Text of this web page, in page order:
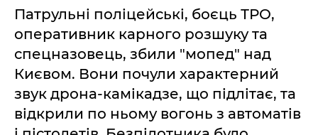
Патрульні поліцейські, боєць ТРО,
оперативник карного розшуку та
спецназовець, збили "мопед" над
Києвом. Вони почули характерний
звук дрона-камікадзе, що підлітає, та
відкрили по ньому вогонь з автоматів